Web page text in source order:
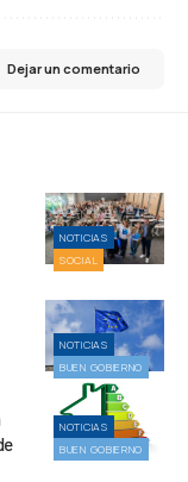
Dejar un comentario
NOTICIAS
SOCIAL
NOTICIAS
BUEN GOBIERNO
NOTICIAS
BUEN GOBIERNO